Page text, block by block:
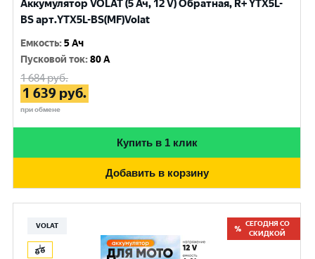
Аккумулятор VOLAT (5 Ач, 12 V) Обратная, R+ YTX5L-
BS арт.YTX5L-BS(MF)Volat
Емкость:5 Ач
Пусковой ток:80 A
1 684руб.
1 639 руб.
при обмене
Купить в 1 клик
Добавить в корзину
VOLAT
СЕГОДНЯ СО
СКИДКОЙ